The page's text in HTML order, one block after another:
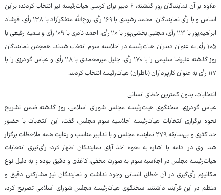
علاوه بر آن نمایندگان روز گذشته، ۶ دبیر برای کرسی هیات‌رئیسه نیز انتخاب کردند؛ براین
اساس و با رأی نمایندگان، محمد رشیدی با ۱۶۹ رأی، روح‌الله متفکرآزاد با ۱۳۸ رأی، فرشاد
ابراهیم‌پور با ۱۱۳ رأی، مجتبی بخشی‌پور با ۱۱۰ رأی، احمد نادری با ۱۰۹ رأی و سمیه رفیعی با
۱۰۵ رأی به عنوان دبیران هیات‌رئیسه در اجلاسیه سوم انتخاب شدند. همچنین نمایندگان
روز گذشته علیرضا سلیمی را با ۱۷۰ رأی، جلیل میرمحمدی با ۱۱۸ رأی و عباس گودرزی را با
۱۱۷ رأی به عنوان کارپردازان (ناظران) هیات‌رئیسه انتخاب کردند.
انتخابات، بدون کمترین خطای انسانی
عباس گودرزی، سخنگوی هیات‌رئیسه مجلس شورای اسلامی، روز گذشته ضمن تشریح
نحوه برگزاری انتخابات هیات‌رئیسه اجلاسیه سوم مجلس، گفت: این انتخابات با حضور
حداکثری و بی‌سابقه ۲۷۹ نماینده مجلس و با تدابیر مناسب و رعایت همه ملاحظات برگزار
شد. وی در ادامه با اشاره به نحوه اخذ آرای نمایندگان اظهار کرد: رأی‌گیری انتخابات
هیات‌رئیسه مجلس در اجلاسیه سوم به صورت مخفی، کاغذی و دقیق بوده و به دلیل نوع
مکانیزم رأی‌گیری در آن خطای انسانی وجود نداشت و نمایندگان نیز مشارکتی دقیق و
منظم در این فرآیند داشتند. سخنگوی هیات‌رئیسه مجلس شورای اسلامی تصریح کرد: